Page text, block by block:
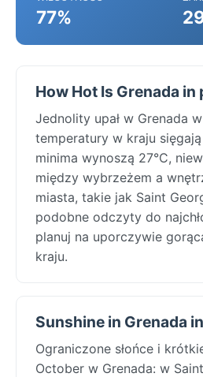
77%
How Hot Is Grenada
Jednolity upał w Grenada
temperatury w kraju
minima wynoszą 27°C,
między wybrzeżem a
miasta, takie jak Saint
podobne odczyty do
planuj na uporczywie
kraju.
Sunshine in Grenada
Ograniczone słońce i
October w Grenada: w